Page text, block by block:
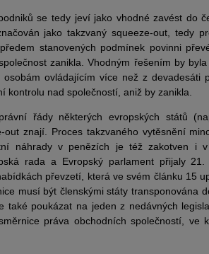
se tedy jeví jako vhodné zavést do
jako takzvaný squeeze-out, tedy
stanovených podmínek povinni
zanikla. Vhodným řešením by
ovládajícím více než z devadesáti
nad společností, aniž by zanikla.
řády některých evropských států
znají. Proces takzvaného vytěsnění
náhrady v penězích je též zakotven i
rada a Evropský parlament přijaly 21.
převzetí, která ve svém článku 15
musí být členskými státy transponována
poukázat na jeden z nedávných
práva obchodních společností, ve